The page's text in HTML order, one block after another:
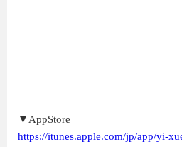
▼AppStore
https://itunes.apple.com/jp/app/yi-